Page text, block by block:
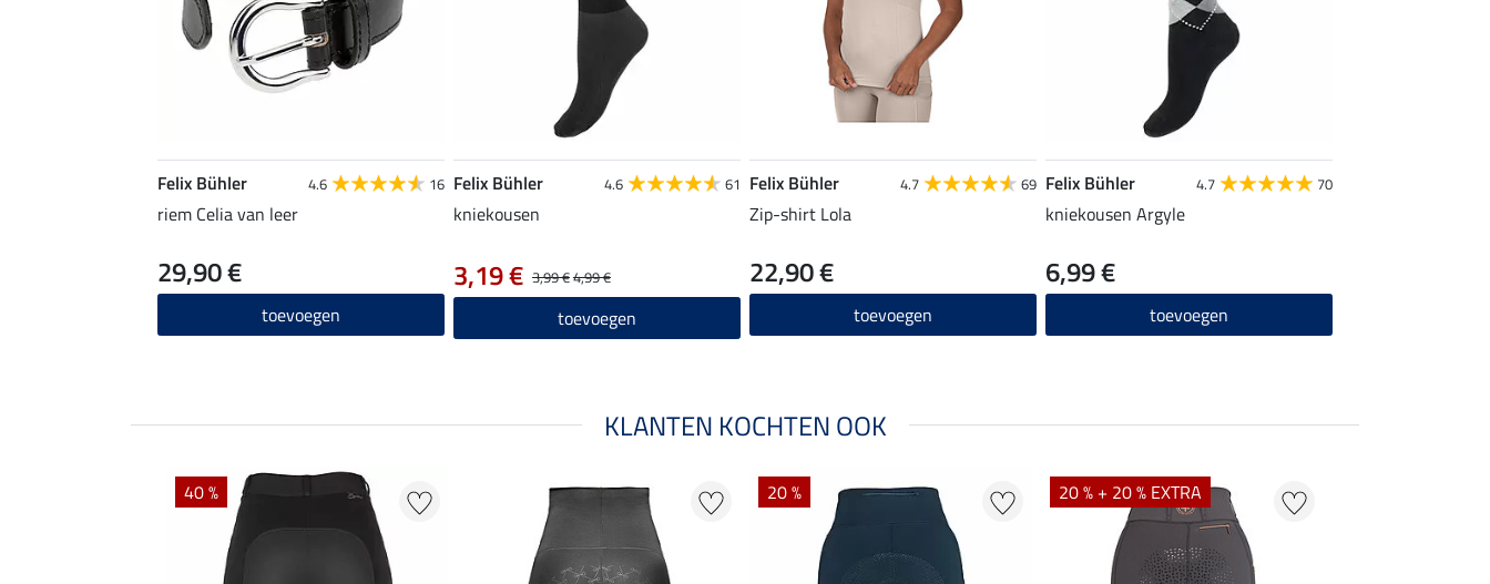
Felix Bühler 4.6 16
riem Celia van leer
29,90 €
toevoegen
Felix Bühler 4.6 61
kniekousen
3,99 €4,99 €
3,19 €
toevoegen
Felix Bühler 4.7 69
Zip-shirt Lola
22,90 €
toevoegen
Felix Bühler 4.7 70
kniekousen Argyle
6,99 €
toevoegen
KLANTEN KOCHTEN OOK
40 % 20 % 20 % + 20 % EXTRA